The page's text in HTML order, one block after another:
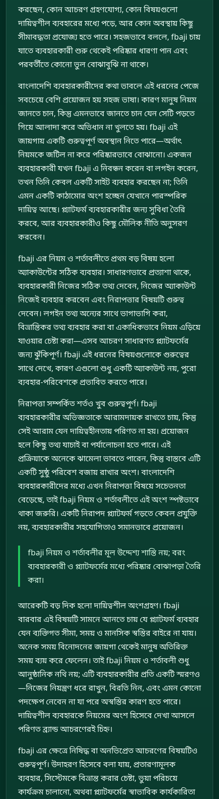
করছেন, কোন আচরণ গ্রহণযোগ্য, কোন বিষয়গুলো
দায়িত্বশীল ব্যবহারের মধ্যে পড়ে, আর কোন অবস্থায় কিছু
সীমাবদ্ধতা প্রযোজ্য হতে পারে। সহজভাবে বললে, fbaji চায়
যাতে ব্যবহারকারী শুরু থেকেই পরিষ্কার ধারণা পান এবং
পরবর্তীতে কোনো ভুল বোঝাবুঝি না থাকে।
বাংলাদেশি ব্যবহারকারীদের কথা ভাবলে এই ধরনের পেজে
সবচেয়ে বেশি প্রয়োজন হয় সহজ ভাষা। কারণ মানুষ নিয়ম
জানতে চান, কিন্তু এমনভাবে জানতে চান যেন সেটি পড়তে
গিয়ে আলাদা করে অভিধান না খুলতে হয়। fbaji এই
জায়গায় একটি গুরুত্বপূর্ণ অবস্থান নিতে পারে—অর্থাৎ
নিয়মকে জটিল না করে পরিষ্কারভাবে বোঝানো। একজন
ব্যবহারকারী যখন fbaji এ নিবন্ধন করেন বা লগইন করেন,
তখন তিনি কেবল একটি সাইট ব্যবহার করছেন না; তিনি
এমন একটি কাঠামোর অংশ হচ্ছেন যেখানে পারস্পরিক
দায়িত্ব আছে। প্ল্যাটফর্ম ব্যবহারকারীর জন্য সুবিধা তৈরি
করবে, আর ব্যবহারকারীও কিছু মৌলিক নীতি অনুসরণ
করবেন।
fbaji এর নিয়ম ও শর্তাবলীতে প্রথম বড় বিষয় হলো
অ্যাকাউন্টের সঠিক ব্যবহার। সাধারণভাবে প্রত্যাশা থাকে,
ব্যবহারকারী নিজের সঠিক তথ্য দেবেন, নিজের অ্যাকাউন্ট
নিজেই ব্যবহার করবেন এবং নিরাপত্তার বিষয়টি গুরুত্ব
দেবেন। লগইন তথ্য অন্যের সাথে ভাগাভাগি করা,
বিভ্রান্তিকর তথ্য ব্যবহার করা বা একাধিকভাবে নিয়ম এড়িয়ে
যাওয়ার চেষ্টা করা—এসব আচরণ সাধারণত প্ল্যাটফর্মের
জন্য ঝুঁকিপূর্ণ। fbaji এই ধরনের বিষয়গুলোকে গুরুত্বের
সাথে দেখে, কারণ এগুলো শুধু একটি অ্যাকাউন্ট নয়, পুরো
ব্যবহার-পরিবেশকে প্রভাবিত করতে পারে।
নিরাপত্তা সম্পর্কিত শর্তও খুব গুরুত্বপূর্ণ। fbaji
ব্যবহারকারীর অভিজ্ঞতাকে আরামদায়ক রাখতে চায়, কিন্তু
সেই আরাম যেন দায়িত্বহীনতায় পরিণত না হয়। প্রয়োজন
হলে কিছু তথ্য যাচাই বা পর্যালোচনা হতে পারে। এই
প্রক্রিয়াকে অনেকে ঝামেলা ভাবতে পারেন, কিন্তু বাস্তবে এটি
একটি সুষ্ঠু পরিবেশ বজায় রাখার অংশ। বাংলাদেশি
ব্যবহারকারীদের মধ্যে এখন নিরাপত্তা বিষয়ে সচেতনতা
বেড়েছে, তাই fbaji নিয়ম ও শর্তাবলীতে এই অংশ স্পষ্টভাবে
থাকা জরুরি। একটি নিরাপদ প্ল্যাটফর্ম গড়তে কেবল প্রযুক্তি
নয়, ব্যবহারকারীর সহযোগিতাও সমানভাবে প্রয়োজন।
fbaji নিয়ম ও শর্তাবলীর মূল উদ্দেশ্য শাস্তি নয়; বরং
ব্যবহারকারী ও প্ল্যাটফর্মের মধ্যে পরিষ্কার বোঝাপড়া তৈরি
করা।
আরেকটি বড় দিক হলো দায়িত্বশীল অংশগ্রহণ। fbaji
বারবার এই বিষয়টি সামনে আনতে চায় যে প্ল্যাটফর্ম ব্যবহার
যেন ব্যক্তিগত সীমা, সময় ও মানসিক স্বস্তির বাইরে না যায়।
অনেক সময় বিনোদনের জায়গা থেকেই মানুষ অতিরিক্ত
সময় ব্যয় করে ফেলেন। তাই fbaji নিয়ম ও শর্তাবলী শুধু
আনুষ্ঠানিক নথি নয়; এটি ব্যবহারকারীর প্রতি একটি স্মরণও
—নিজের নিয়ন্ত্রণ ধরে রাখুন, বিরতি নিন, এবং এমন কোনো
পদক্ষেপ নেবেন না যা পরে অস্বস্তির কারণ হতে পারে।
দায়িত্বশীল ব্যবহারকে নিয়মের অংশ হিসেবে দেখা আসলে
পরিণত ব্র্যান্ড আচরণেরই চিহ্ন।
fbaji এর ক্ষেত্রে নিষিদ্ধ বা অনভিপ্রেত আচরণের বিষয়টিও
গুরুত্বপূর্ণ। উদাহরণ হিসেবে বলা যায়, প্রতারণামূলক
ব্যবহার, সিস্টেমকে বিভ্রান্ত করার চেষ্টা, ভুয়া পরিচয়ে
কার্যক্রম চালানো, অথবা প্ল্যাটফর্মের স্বাভাবিক কার্যকারিতা